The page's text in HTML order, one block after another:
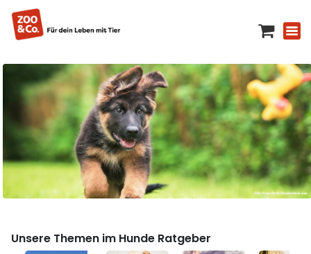
Unsere Themen im Hunde Ratgeber